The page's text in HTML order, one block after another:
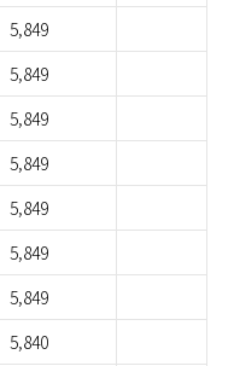
5,849
5,849
5,849
5,849
5,849
5,849
5,849
5,840